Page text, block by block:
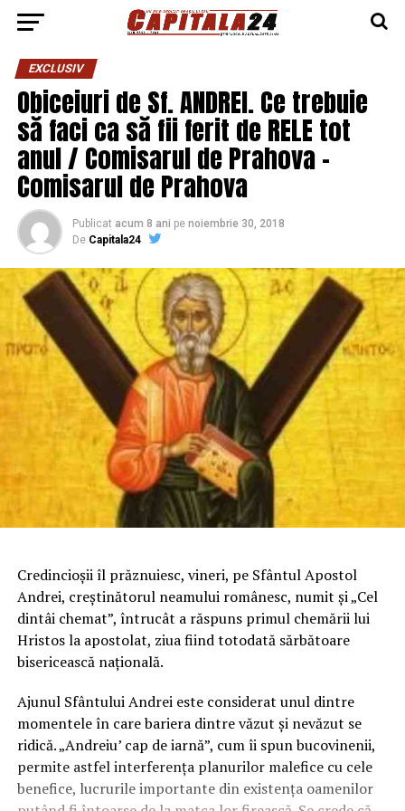
EXCLUSIV
Obiceiuri de Sf. ANDREI. Ce trebuie
să faci ca să fii ferit de RELE tot
anul / Comisarul de Prahova –
Comisarul de Prahova
Publicat acum 8 ani pe noiembrie 30, 2018
De Capitala24
Credincioşii îl prăznuiesc, vineri, pe Sfântul Apostol
Andrei, creştinătorul neamului românesc, numit şi „Cel
dintâi chemat”, întrucât a răspuns primul chemării lui
Hristos la apostolat, ziua fiind totodată sărbătoare
bisericească naţională.
Ajunul Sfântului Andrei este considerat unul dintre
momentele în care bariera dintre văzut şi nevăzut se
ridică. „Andreiu’ cap de iarnă”, cum îi spun bucovinenii,
permite astfel interferenţa planurilor malefice cu cele
benefice, lucrurile importante din existenţa oamenilor